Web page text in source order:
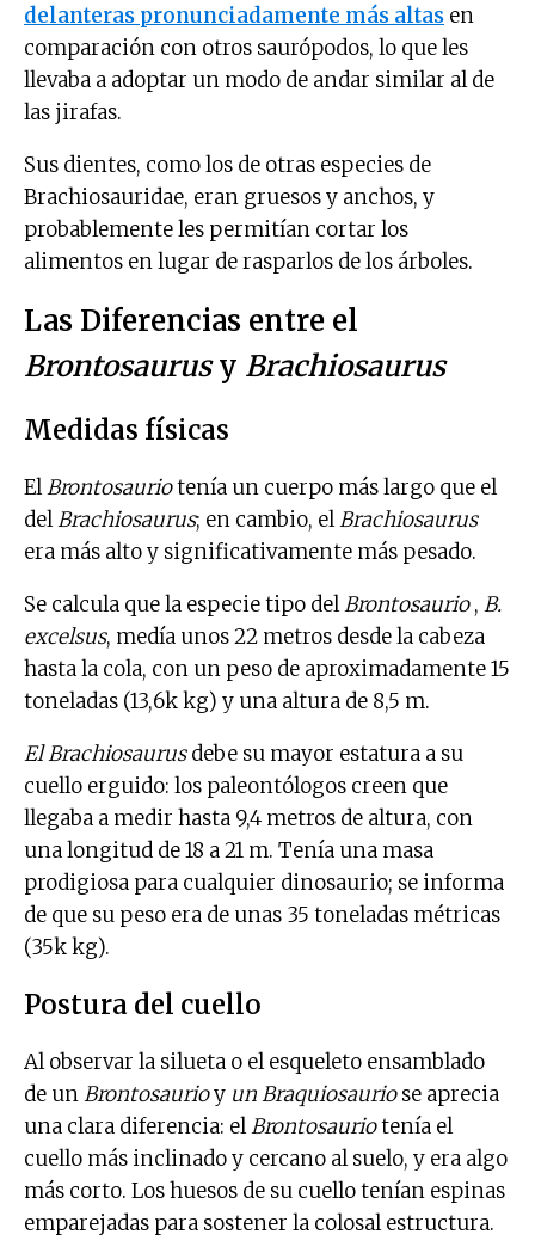
delanteras pronunciadamente más altas en
comparación con otros saurópodos, lo que les
llevaba a adoptar un modo de andar similar al de
las jirafas.
Sus dientes, como los de otras especies de
Brachiosauridae, eran gruesos y anchos, y
probablemente les permitían cortar los
alimentos en lugar de rasparlos de los árboles.
Las Diferencias entre el
Brontosaurusy Brachiosaurus
Medidas físicas
ElBrontosauriotenía un cuerpo más largo que el
delBrachiosaurus; en cambio, elBrachiosaurus
era más alto y significativamente más pesado.
Se calcula que la especie tipo delBrontosaurio, B.
excelsus, medía unos 22 metros desde la cabeza
hasta la cola, con un peso de aproximadamente 15
toneladas (13,6k kg) y una altura de 8,5 m.
El Brachiosaurusdebe su mayor estatura a su
cuello erguido: los paleontólogos creen que
llegaba a medir hasta 9,4 metros de altura, con
una longitud de 18 a 21 m. Tenía una masa
prodigiosa para cualquier dinosaurio; se informa
de que su peso era de unas 35 toneladas métricas
(35k kg).
Postura del cuello
Al observar la silueta o el esqueleto ensamblado
de unBrontosaurioy un Braquiosauriose aprecia
una clara diferencia: elBrontosauriotenía el
cuello más inclinado y cercano al suelo, y era algo
más corto. Los huesos de su cuello tenían espinas
emparejadas para sostener la colosal estructura.